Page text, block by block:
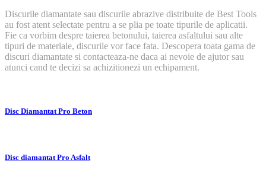
Discurile diamantate sau discurile abrazive distribuite de Best Tools
au fost atent selectate pentru a se plia pe toate tipurile de aplicatii.
Fie ca vorbim despre taierea betonului, taierea asfaltului sau alte
tipuri de materiale, discurile vor face fata. Descopera toata gama de
discuri diamantate si contacteaza-ne daca ai nevoie de ajutor sau
atunci cand te decizi sa achizitionezi un echipament.
Disc Diamantat Pro Beton
Disc diamantat Pro Asfalt